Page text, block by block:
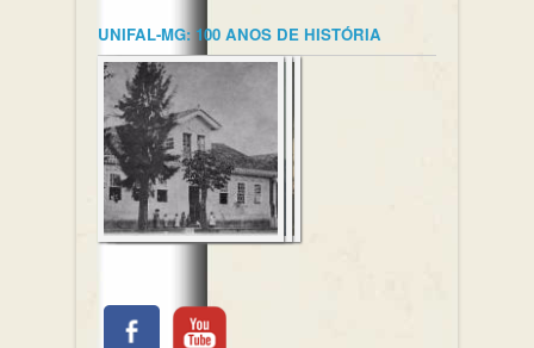
UNIFAL-MG: 100 ANOS DE HISTÓRIA